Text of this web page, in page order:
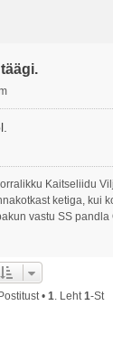
Kaitseliidu
ketiga, kui
vastu SS pandla
• 1 . Leht 1-st